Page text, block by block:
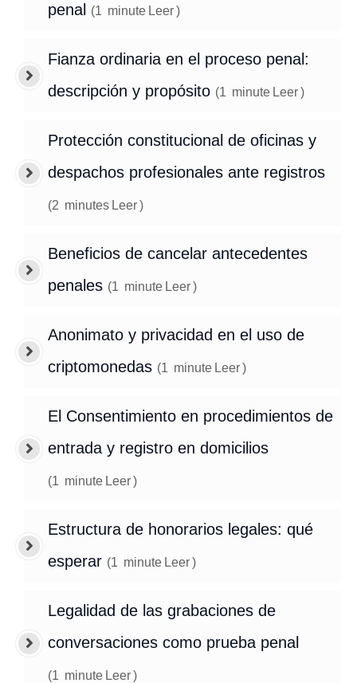
penal
(1 minute Leer)
Fianza ordinaria en el proceso penal:
descripción y propósito (1 minute Leer)
Protección constitucional de oficinas y
despachos profesionales ante registros
(2 minutes Leer)
Beneficios de cancelar antecedentes
penales (1 minute Leer)
Anonimato y privacidad en el uso de
criptomonedas (1 minute Leer)
El Consentimiento en procedimientos de
entrada y registro en domicilios
(1 minute Leer)
Estructura de honorarios legales: qué
esperar (1 minute Leer)
Legalidad de las grabaciones de
conversaciones como prueba penal
(1 minute Leer)